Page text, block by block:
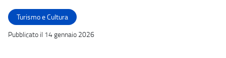
Turismo e Cultura
Pubblicato il 14 gennaio 2026